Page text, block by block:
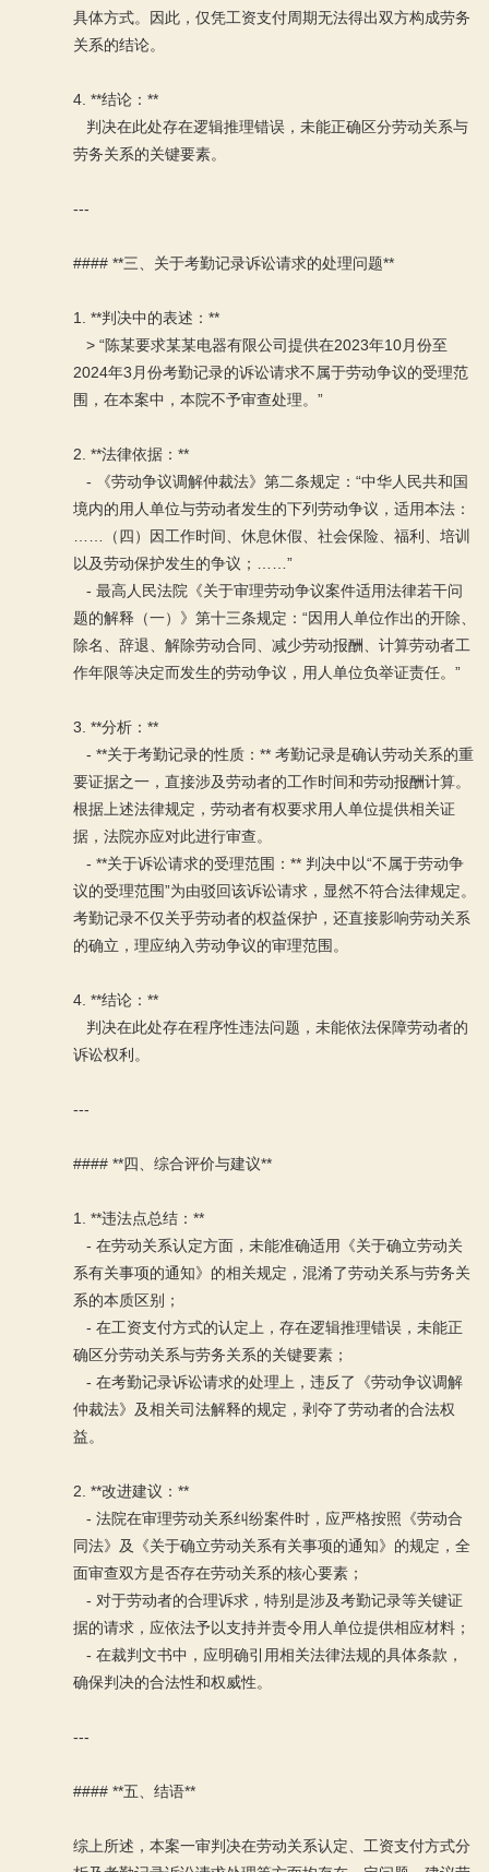
具体方式。因此，仅凭工资支付周期无法得出双方构成劳务
关系的结论。
4. **结论：**
判决在此处存在逻辑推理错误，未能正确区分劳动关系与
劳务关系的关键要素。
---
#### **三、关于考勤记录诉讼请求的处理问题**
1. **判决中的表述：**
> “陈某要求某某电器有限公司提供在2023年10月份至
2024年3月份考勤记录的诉讼请求不属于劳动争议的受理范
围，在本案中，本院不予审查处理。”
2. **法律依据：**
- 《劳动争议调解仲裁法》第二条规定：“中华人民共和国
境内的用人单位与劳动者发生的下列劳动争议，适用本法：
……（四）因工作时间、休息休假、社会保险、福利、培训
以及劳动保护发生的争议；……”
- 最高人民法院《关于审理劳动争议案件适用法律若干问
题的解释（一）》第十三条规定：“因用人单位作出的开除、
除名、辞退、解除劳动合同、减少劳动报酬、计算劳动者工
作年限等决定而发生的劳动争议，用人单位负举证责任。”
3. **分析：**
- **关于考勤记录的性质：** 考勤记录是确认劳动关系的重
要证据之一，直接涉及劳动者的工作时间和劳动报酬计算。
根据上述法律规定，劳动者有权要求用人单位提供相关证
据，法院亦应对此进行审查。
- **关于诉讼请求的受理范围：** 判决中以“不属于劳动争
议的受理范围”为由驳回该诉讼请求，显然不符合法律规定。
考勤记录不仅关乎劳动者的权益保护，还直接影响劳动关系
的确立，理应纳入劳动争议的审理范围。
4. **结论：**
判决在此处存在程序性违法问题，未能依法保障劳动者的
诉讼权利。
---
#### **四、综合评价与建议**
1. **违法点总结：**
- 在劳动关系认定方面，未能准确适用《关于确立劳动关
系有关事项的通知》的相关规定，混淆了劳动关系与劳务关
系的本质区别；
- 在工资支付方式的认定上，存在逻辑推理错误，未能正
确区分劳动关系与劳务关系的关键要素；
- 在考勤记录诉讼请求的处理上，违反了《劳动争议调解
仲裁法》及相关司法解释的规定，剥夺了劳动者的合法权
益。
2. **改进建议：**
- 法院在审理劳动关系纠纷案件时，应严格按照《劳动合
同法》及《关于确立劳动关系有关事项的通知》的规定，全
面审查双方是否存在劳动关系的核心要素；
- 对于劳动者的合理诉求，特别是涉及考勤记录等关键证
据的请求，应依法予以支持并责令用人单位提供相应材料；
- 在裁判文书中，应明确引用相关法律法规的具体条款，
确保判决的合法性和权威性。
---
#### **五、结语**
综上所述，本案一审判决在劳动关系认定、工资支付方式分